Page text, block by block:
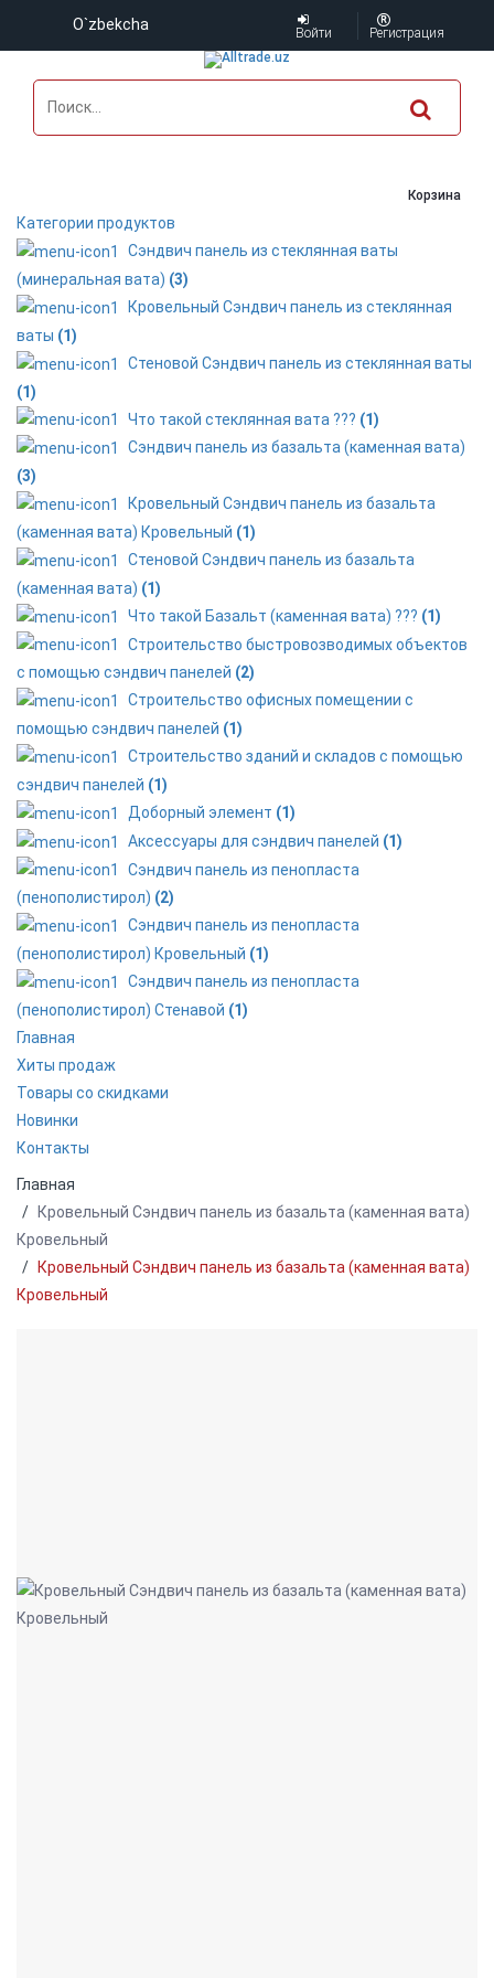
O`zbekcha
Войти Регистрация
Корзина
Категории продуктов
Сэндвич панель из стеклянная ваты
(минеральная вата) (3)
Кровельный Сэндвич панель из стеклянная
ваты (1)
Стеновой Сэндвич панель из стеклянная ваты
(1)
Что такой стеклянная вата ??? (1)
Сэндвич панель из базальта (каменная вата)
(3)
Кровельный Сэндвич панель из базальта
(каменная вата) Кровельный (1)
Стеновой Сэндвич панель из базальта
(каменная вата) (1)
Что такой Базальт (каменная вата) ??? (1)
Строительство быстровозводимых объектов
с помощью сэндвич панелей (2)
Строительство офисных помещении с
помощью сэндвич панелей (1)
Строительство зданий и складов с помощью
сэндвич панелей (1)
Доборный элемент (1)
Аксессуары для сэндвич панелей (1)
Сэндвич панель из пенопласта
(пенополистирол) (2)
Сэндвич панель из пенопласта
(пенополистирол) Кровельный (1)
Сэндвич панель из пенопласта
(пенополистирол) Стенавой (1)
Главная
Хиты продаж
Товары со скидками
Новинки
Контакты
Главная
Кровельный Сэндвич панель из базальта (каменная вата)
Кровельный
Кровельный Сэндвич панель из базальта (каменная вата)
Кровельный